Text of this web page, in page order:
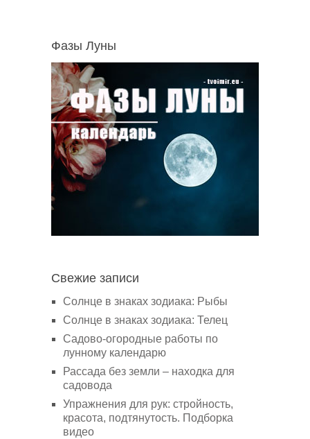
Фазы Луны
Свежие записи
Солнце в знаках зодиака: Рыбы
Солнце в знаках зодиака: Телец
Садово-огородные работы по
лунному календарю
Рассада без земли – находка для
садовода
Упражнения для рук: стройность,
красота, подтянутость. Подборка
видео